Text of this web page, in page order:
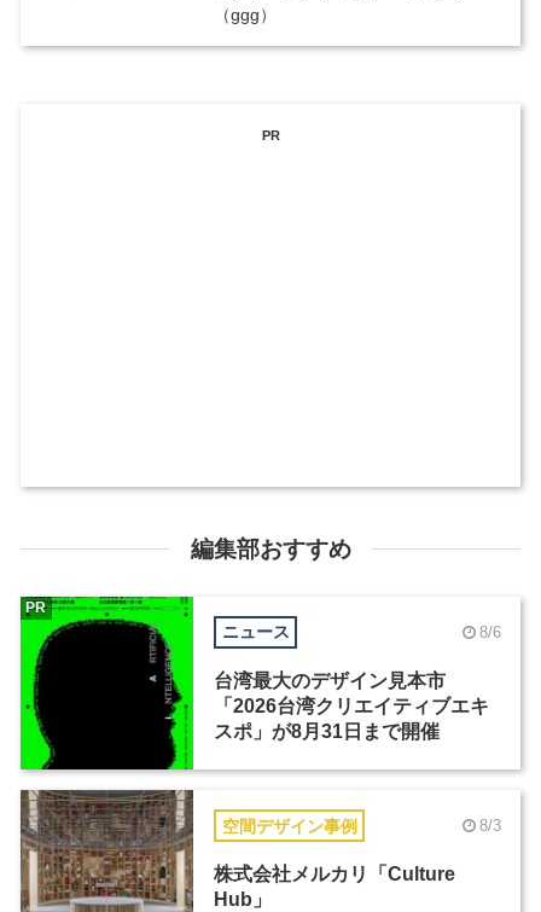
（ggg）
PR
編集部おすすめ
ニュース 8/6
台湾最大のデザイン見本市
「2026台湾クリエイティブエキ
スポ」が8月31日まで開催
PR
空間デザイン事例 8/3
株式会社メルカリ「Culture
Hub」